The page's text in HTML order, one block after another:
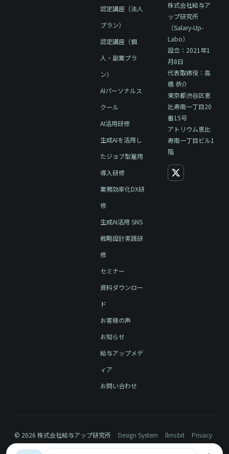
認定講座（法人
プラン）
認定講座（個
人・副業プラ
ン）
AIパーソナルス
クール
AI活用研修
生成AIを活用し
たジョブ型雇用
導入研修
業務効率化DX研
修
生成AI活用 SNS
戦略設計実践研
修
セミナー
資料ダウンロー
ド
お客様の声
お知らせ
給与アップメデ
ィア
お問い合わせ
株式会社給与ア
ップ研究所
（Salary-Up-
Labo）
設立：2021年1
月8日
代表取締役：高
橋 恭介
東京都渋谷区恵
比寿南一丁目20
番15号
アトリウム恵比
寿南一丁目ビル1
階
© 2026 株式会社給与アップ研究所 Design System llms.txt
Privacy
Policy
Sitemap